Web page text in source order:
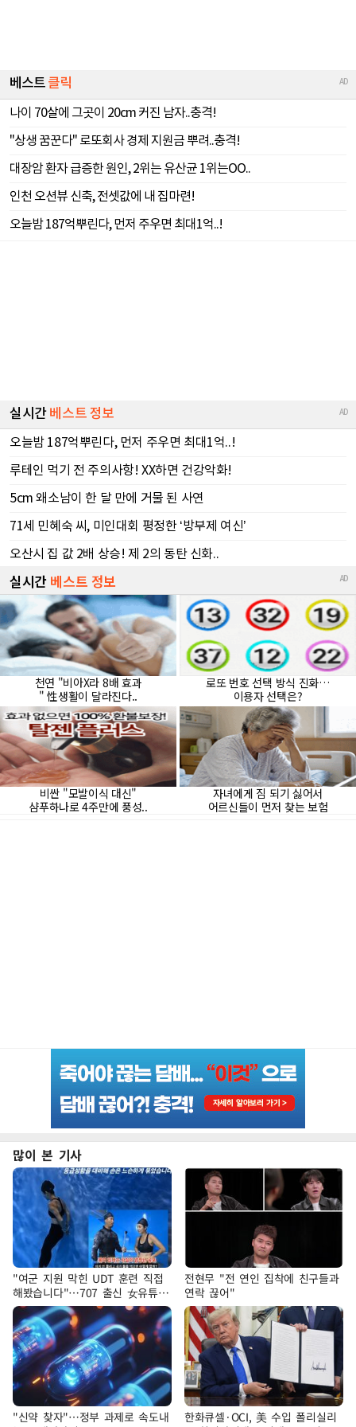
많이 본 기사
"여군 지원 막힌 UDT 훈련 직접
해봤습니다"…707 출신 女유튜버
'완벽 소화'
전현무 "전 연인 집착에 친구들과
연락 끊어"
"신약 찾자"…정부 과제로 속도내
한화큐셀·OCI, 美 수입 폴리실리